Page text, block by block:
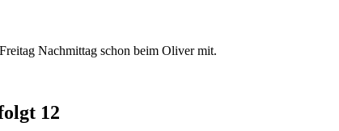
Nachmittag schon beim Oliver mit.
12